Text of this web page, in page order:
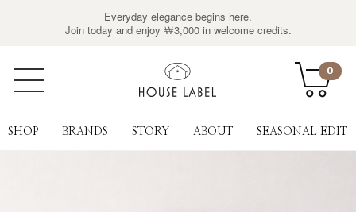
Everyday elegance begins here.
Join today and enjoy ￦3,000 in welcome credits.
0
SHOP BRANDS STORY ABOUT SEASONAL EDIT